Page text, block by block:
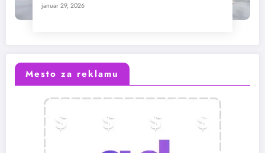
januar 29, 2026
Mesto za reklamu